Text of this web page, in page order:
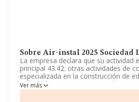
Sobre Air-instal 2025 Sociedad
La empresa declara que su actividad
principal 43.42. otras actividades de
especializada en la construcción de
actividades. 46.39. comercio al por
especializado, de productos
Ver más